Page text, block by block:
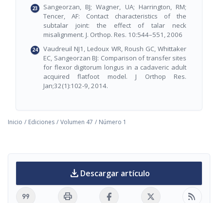
Sangeorzan, BJ; Wagner, UA; Harrington, RM;
Tencer, AF: Contact characteristics of the
subtalar joint: the effect of talar neck
misalignment. J. Orthop. Res. 10:544–551, 2006
Vaudreuil NJ1, Ledoux WR, Roush GC, Whittaker
EC, Sangeorzan BJ: Comparison of transfer sites
for flexor digitorum longus in a cadaveric adult
acquired flatfoot model. J Orthop Res.
Jan;32(1):102-9, 2014.
Inicio / Ediciones / Volumen 47 / Número 1
download Descargar artículo
format_quote print rss_feed